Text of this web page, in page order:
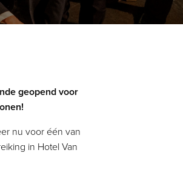
geopend voor
nu voor één van
in Hotel Van